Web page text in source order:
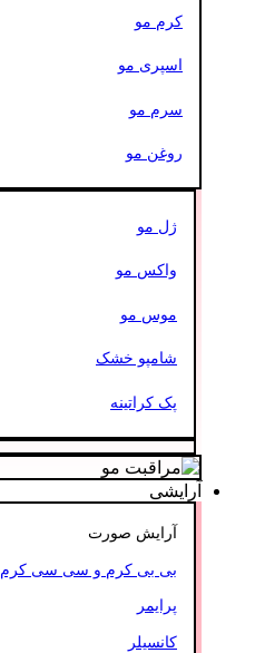
کرم مو
اسپری مو
سرم مو
روغن مو
ژل مو
واکس مو
موس مو
شامپو خشک
پک کراتینه
آرایشی
آرایش صورت
بی بی کرم و سی سی کرم
پرایمر
کانسیلر